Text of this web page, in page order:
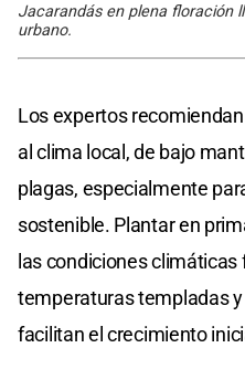
Jacarandás en plena floración
urbano.
Los expertos
al clima local, de bajo
plagas, especialmente
sostenible. Plantar en
las condiciones
temperaturas templadas
facilitan el crecimiento